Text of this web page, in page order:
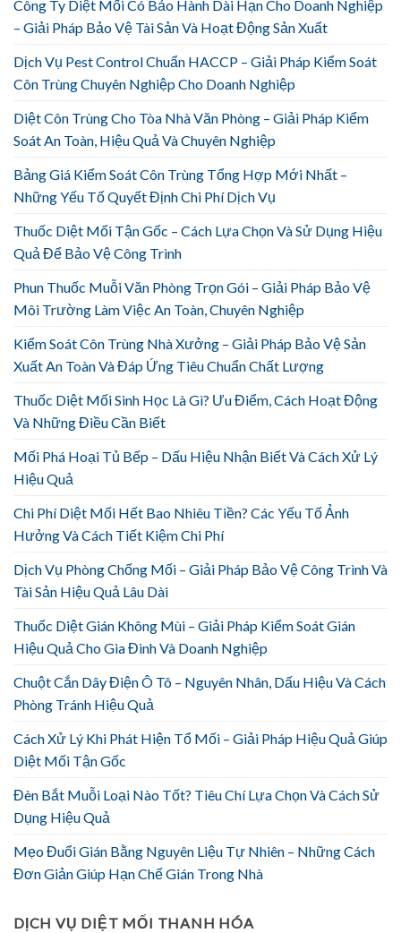
Công Ty Diệt Mối Có Bảo Hành Dài Hạn Cho Doanh Nghiệp
– Giải Pháp Bảo Vệ Tài Sản Và Hoạt Động Sản Xuất
Dịch Vụ Pest Control Chuẩn HACCP – Giải Pháp Kiểm Soát
Côn Trùng Chuyên Nghiệp Cho Doanh Nghiệp
Diệt Côn Trùng Cho Tòa Nhà Văn Phòng – Giải Pháp Kiểm
Soát An Toàn, Hiệu Quả Và Chuyên Nghiệp
Bảng Giá Kiểm Soát Côn Trùng Tổng Hợp Mới Nhất –
Những Yếu Tố Quyết Định Chi Phí Dịch Vụ
Thuốc Diệt Mối Tận Gốc – Cách Lựa Chọn Và Sử Dụng Hiệu
Quả Để Bảo Vệ Công Trình
Phun Thuốc Muỗi Văn Phòng Trọn Gói – Giải Pháp Bảo Vệ
Môi Trường Làm Việc An Toàn, Chuyên Nghiệp
Kiểm Soát Côn Trùng Nhà Xưởng – Giải Pháp Bảo Vệ Sản
Xuất An Toàn Và Đáp Ứng Tiêu Chuẩn Chất Lượng
Thuốc Diệt Mối Sinh Học Là Gì? Ưu Điểm, Cách Hoạt Động
Và Những Điều Cần Biết
Mối Phá Hoại Tủ Bếp – Dấu Hiệu Nhận Biết Và Cách Xử Lý
Hiệu Quả
Chi Phí Diệt Mối Hết Bao Nhiêu Tiền? Các Yếu Tố Ảnh
Hưởng Và Cách Tiết Kiệm Chi Phí
Dịch Vụ Phòng Chống Mối – Giải Pháp Bảo Vệ Công Trình Và
Tài Sản Hiệu Quả Lâu Dài
Thuốc Diệt Gián Không Mùi – Giải Pháp Kiểm Soát Gián
Hiệu Quả Cho Gia Đình Và Doanh Nghiệp
Chuột Cắn Dây Điện Ô Tô – Nguyên Nhân, Dấu Hiệu Và Cách
Phòng Tránh Hiệu Quả
Cách Xử Lý Khi Phát Hiện Tổ Mối – Giải Pháp Hiệu Quả Giúp
Diệt Mối Tận Gốc
Đèn Bắt Muỗi Loại Nào Tốt? Tiêu Chí Lựa Chọn Và Cách Sử
Dụng Hiệu Quả
Mẹo Đuổi Gián Bằng Nguyên Liệu Tự Nhiên – Những Cách
Đơn Giản Giúp Hạn Chế Gián Trong Nhà
DỊCH VỤ DIỆT MỐI THANH HÓA